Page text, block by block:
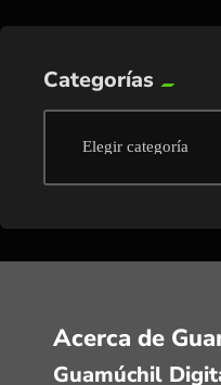
Categorías
Acerca de
Guamúchil